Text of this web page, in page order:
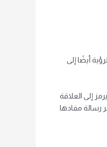
أيضًا إلى
إلى العلاقة
رسالة مفادها